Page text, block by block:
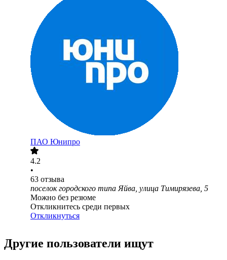
ПАО Юнипро
4.2
•
63 отзыва
поселок городского типа Яйва, улица Тимирязева, 5
Можно без резюме
Откликнитесь среди первых
Откликнуться
Другие пользователи ищут